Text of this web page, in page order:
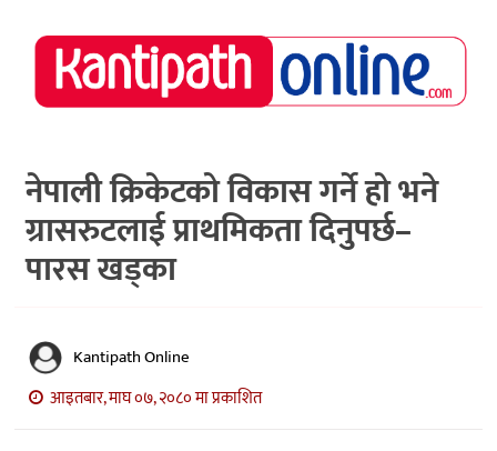
राष्ट्रिय
समाचार
नेपाल
अर्थ/
पर्यटन
स्वास्थ्य
खेलकुद
नेपाली क्रिकेटको विकास गर्ने हो भने
ग्रासरुटलाई प्राथमिकता दिनुपर्छ–
पारस खड्का
Kantipath Online
आइतबार, माघ ०७, २०८० मा प्रकाशित